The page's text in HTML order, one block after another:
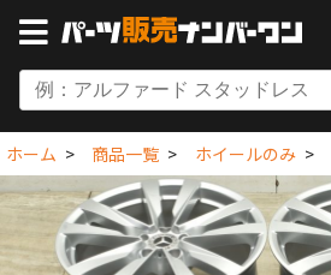
ホーム 商品一覧 ホイールのみ